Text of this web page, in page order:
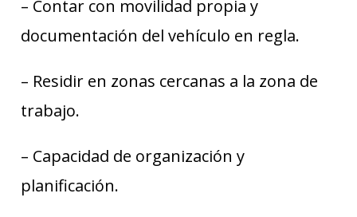
– Contar con movilidad propia y
documentación del vehículo en regla.
– Residir en zonas cercanas a la zona de
trabajo.
– Capacidad de organización y
planificación.